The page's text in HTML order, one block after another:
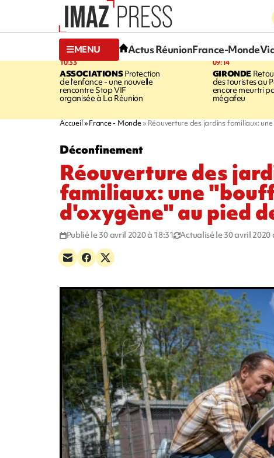
MENU Actus RéunionFrance-Monde
10:33
ASSOCIATIONSProtection
de l’enfance - une nouvelle
rencontre Stop VIF
organisée à La Réunion
09:14
GIRONDE
des touristes au
encore meurtri
mégafeu
Accueil France - Monde Réouverture des jardins familiaux:
Déconfinement
Réouverture des
familiaux: une
d'oxygène" au pied
Publié le 30 avril 2020 à 18:31 Actualisé le 30 avril 2020